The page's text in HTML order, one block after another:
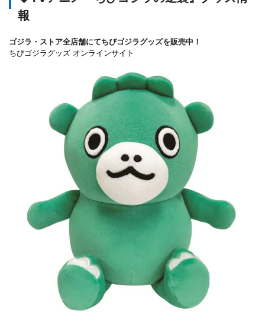
報
ゴジラ・ストア全店舗にてちびゴジラグッズを販売中！
ちびゴジラグッズ オンラインサイト